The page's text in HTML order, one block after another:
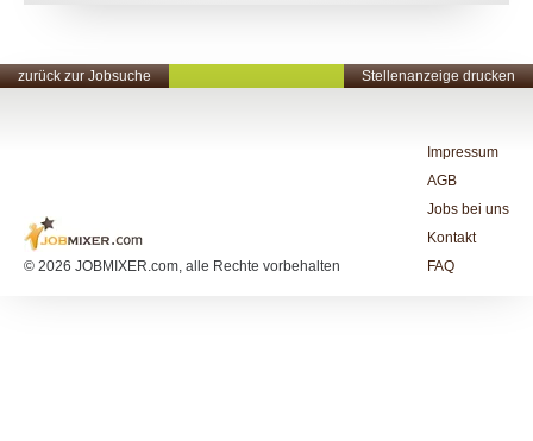
zurück zur Jobsuche Stellenanzeige drucken
© 2026 JOBMIXER.com, alle Rechte vorbehalten
Impressum
AGB
Jobs bei uns
Kontakt
FAQ